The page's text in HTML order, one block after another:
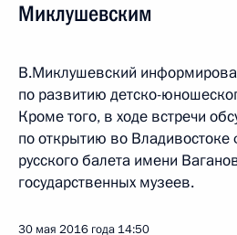
Миклушевским
В.Миклушевский
по развитию детско-
Кроме того, в ходе встречи
по открытию во
русского балета имени
государственных музеев.
30 мая 2016 года 14:50